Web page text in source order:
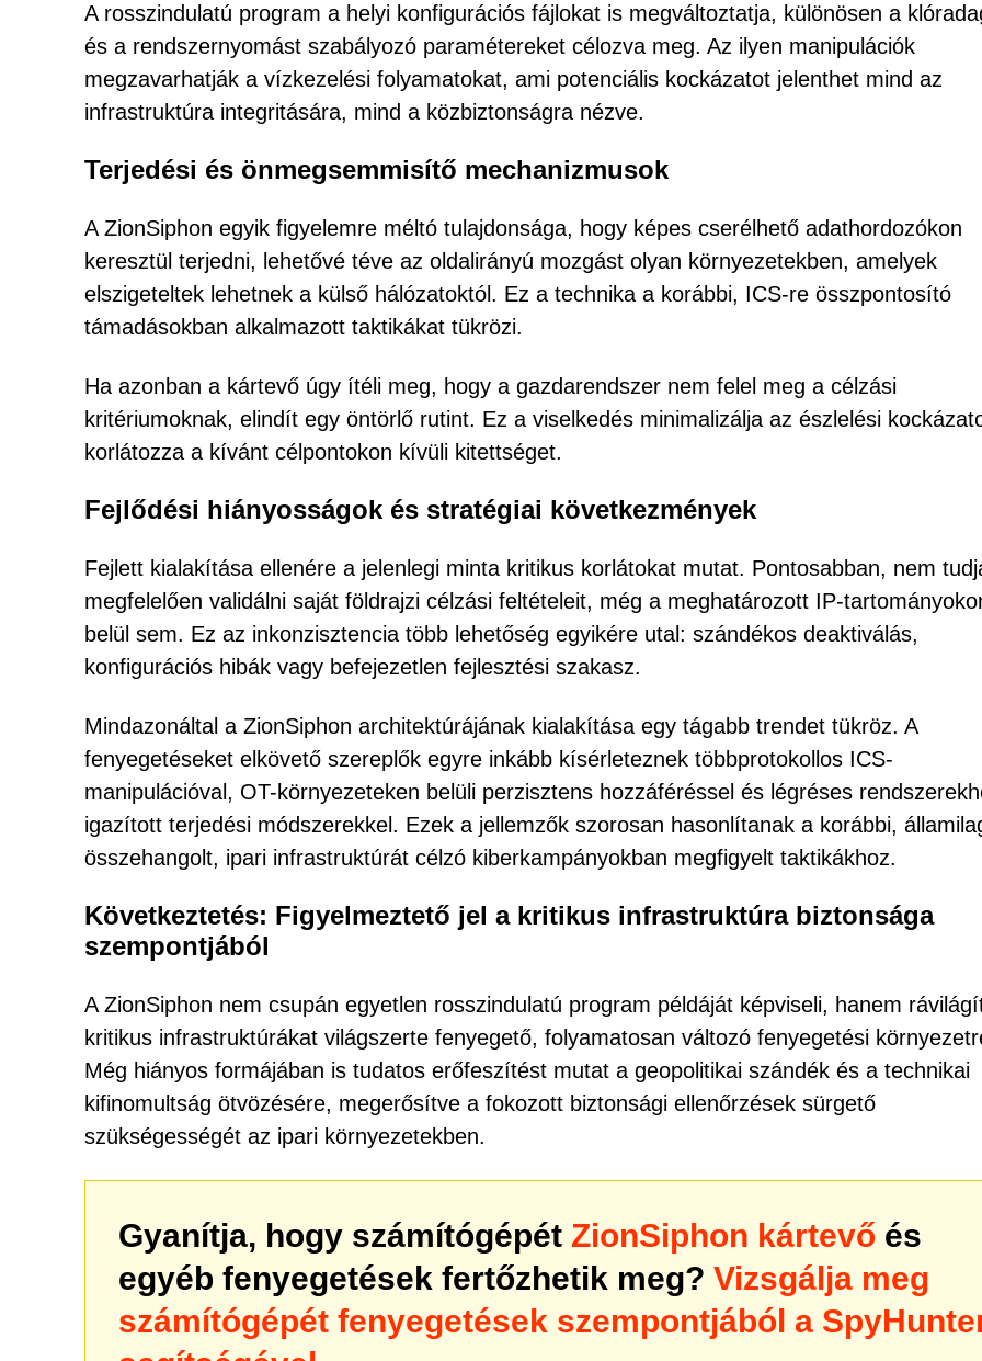
A rosszindulatú program a helyi konfigurációs fájlokat is megváltoztatja, különösen a
és a rendszernyomást szabályozó paramétereket célozva meg. Az ilyen manipulációk
megzavarhatják a vízkezelési folyamatokat, ami potenciális kockázatot jelenthet mind az
infrastruktúra integritására, mind a közbiztonságra nézve.
Terjedési és önmegsemmisítő mechanizmusok
A ZionSiphon egyik figyelemre méltó tulajdonsága, hogy képes cserélhető adathordozókon
keresztül terjedni, lehetővé téve az oldalirányú mozgást olyan környezetekben, amelyek
elszigeteltek lehetnek a külső hálózatoktól. Ez a technika a korábbi, ICS-re összpontosító
támadásokban alkalmazott taktikákat tükrözi.
Ha azonban a kártevő úgy ítéli meg, hogy a gazdarendszer nem felel meg a célzási
kritériumoknak, elindít egy öntörlő rutint. Ez a viselkedés minimalizálja az észlelési
korlátozza a kívánt célpontokon kívüli kitettséget.
Fejlődési hiányosságok és stratégiai következmények
Fejlett kialakítása ellenére a jelenlegi minta kritikus korlátokat mutat. Pontosabban, nem
megfelelően validálni saját földrajzi célzási feltételeit, még a meghatározott IP-
belül sem. Ez az inkonzisztencia több lehetőség egyikére utal: szándékos deaktiválás,
konfigurációs hibák vagy befejezetlen fejlesztési szakasz.
Mindazonáltal a ZionSiphon architektúrájának kialakítása egy tágabb trendet tükröz. A
fenyegetéseket elkövető szereplők egyre inkább kísérleteznek többprotokollos ICS-
manipulációval, OT-környezeteken belüli perzisztens hozzáféréssel és légréses
igazított terjedési módszerekkel. Ezek a jellemzők szorosan hasonlítanak a korábbi,
összehangolt, ipari infrastruktúrát célzó kiberkampányokban megfigyelt taktikákhoz.
Következtetés: Figyelmeztető jel a kritikus infrastruktúra biztonsága
szempontjából
A ZionSiphon nem csupán egyetlen rosszindulatú program példáját képviseli, hanem
kritikus infrastruktúrákat világszerte fenyegető, folyamatosan változó fenyegetési
Még hiányos formájában is tudatos erőfeszítést mutat a geopolitikai szándék és a technikai
kifinomultság ötvözésére, megerősítve a fokozott biztonsági ellenőrzések sürgető
szükségességét az ipari környezetekben.
Gyanítja, hogy számítógépét ZionSiphon kártevő és
egyéb fenyegetések fertőzhetik meg? Vizsgálja meg
számítógépét fenyegetések szempontjából a